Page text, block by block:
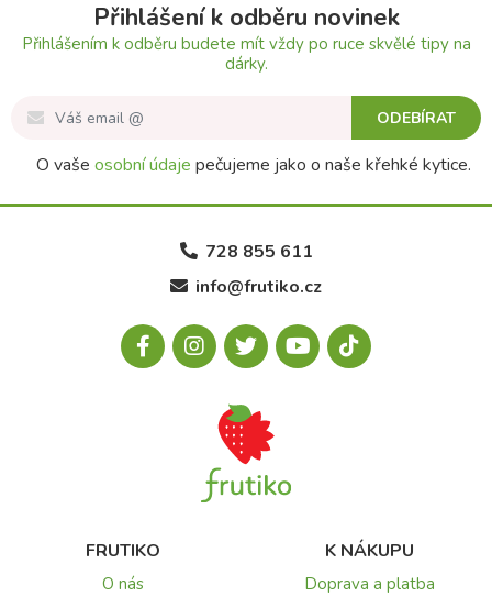
Přihlášení k odběru novinek
Přihlášením k odběru budete mít vždy po ruce skvělé tipy na
dárky.
ODEBÍRAT
O vaše osobní údaje pečujeme jako o naše křehké kytice.
728 855 611
info@frutiko.cz
FRUTIKO
O nás
K NÁKUPU
Doprava a platba